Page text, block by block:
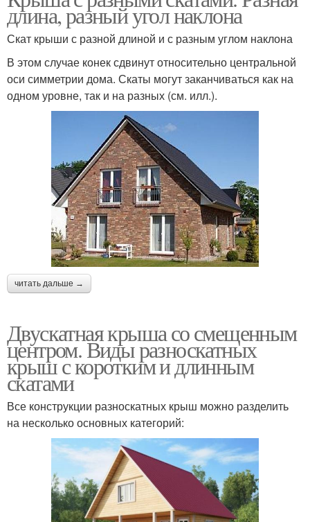
длина, разный угол наклона
Скат крыши с разной длиной и с разным углом наклона
В этом случае конек сдвинут относительно центральной
оси симметрии дома. Скаты могут заканчиваться как на
одном уровне, так и на разных (см. илл.).
читать дальше →
Двускатная крыша со смещенным
центром. Виды разноскатных
крыш с коротким и длинным
скатами
Все конструкции разноскатных крыш можно разделить
на несколько основных категорий: